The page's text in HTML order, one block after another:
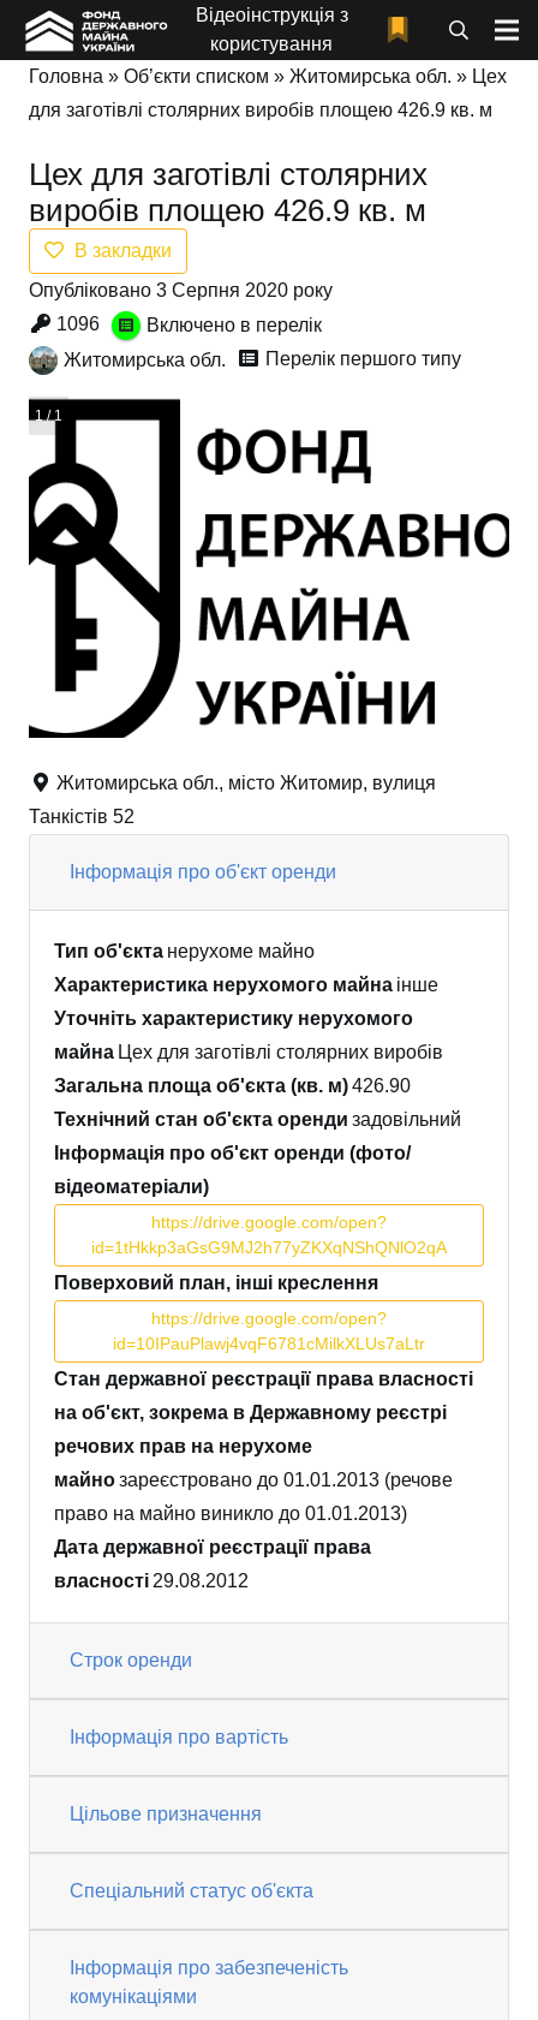
Відеоінструкція з
користування
Головна » Об’єкти списком » Житомирська обл. » Цех
для заготівлі столярних виробів площею 426.9 кв. м
Цех для заготівлі столярних
виробів площею 426.9 кв. м
В закладки
Опубліковано 3 Серпня 2020 року
1096
Включено в перелік
Житомирська обл.
Перелік першого типу
1 / 1
Житомирська обл., місто Житомир, вулиця
Танкістів 52
Інформація про об'єкт оренди
Тип об'єкта нерухоме майно
Характеристика нерухомого майна інше
Уточніть характеристику нерухомого
майна Цех для заготівлі столярних виробів
Загальна площа об'єкта (кв. м)426.90
Технічний стан об'єкта оренди задовільний
Інформація про об'єкт оренди (фото/
відеоматеріали)
https://drive.google.com/open?
id=1tHkkp3aGsG9MJ2h77yZKXqNShQNlO2qA
Поверховий план, інші креслення
https://drive.google.com/open?
id=10IPauPlawj4vqF6781cMilkXLUs7aLtr
Стан державної реєстрації права власності
на об'єкт, зокрема в Державному реєстрі
речових прав на нерухоме
майнозареєстровано до 01.01.2013 (речове
право на майно виникло до 01.01.2013)
Дата державної реєстрації права
власності 29.08.2012
Строк оренди
Інформація про вартість
Цільове призначення
Спеціальний статус об'єкта
Інформація про забезпеченість
комунікаціями